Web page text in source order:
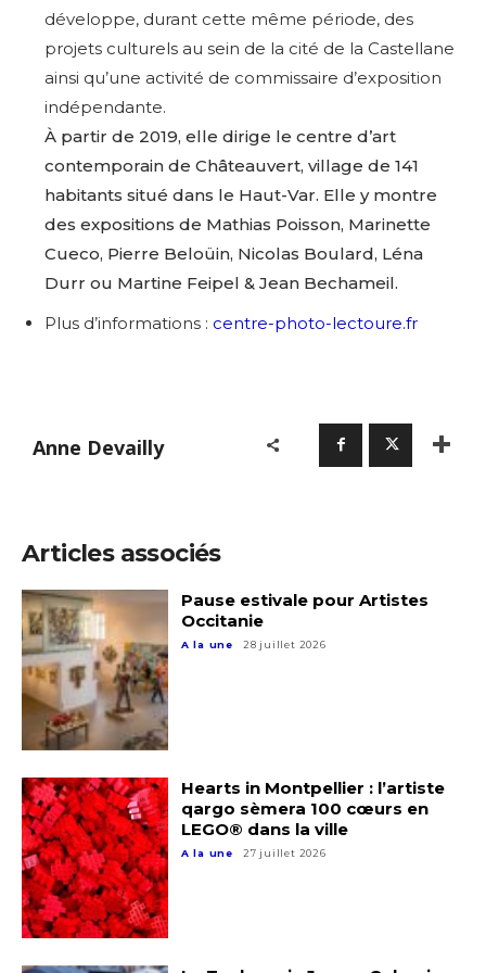
Adresse email*
Nom
développe, durant cette même période, des
projets culturels au sein de la cité de la Castellane
ainsi qu’une activité de commissaire d’exposition
indépendante.
À partir de 2019, elle dirige le centre d’art
contemporain de Châteauvert, village de 141
habitants situé dans le Haut-Var. Elle y montre
des expositions de Mathias Poisson, Marinette
Cueco, Pierre Beloüin, Nicolas Boulard, Léna
Durr ou Martine Feipel & Jean Bechameil.
Plus d’informations : centre-photo-lectoure.fr
Anne Devailly
Articles associés
Pause estivale pour Artistes
Occitanie
A la une 28 juillet 2026
Hearts in Montpellier : l’artiste
qargo sèmera 100 cœurs en
LEGO® dans la ville
A la une 27 juillet 2026